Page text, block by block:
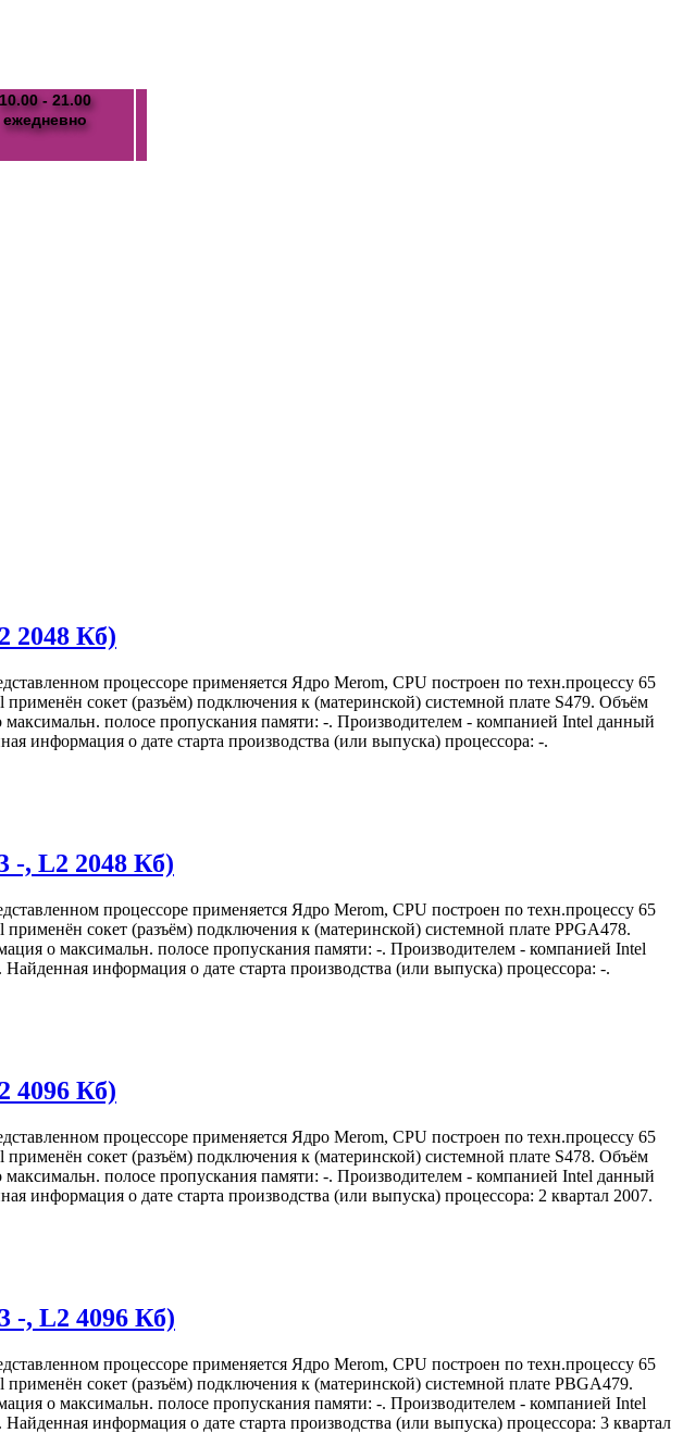
10.00 - 21.00
ежедневно
2048 Кб)
процессоре применяется Ядро Merom, CPU построен по техн.процессу 65
сокет (разъём) подключения к (материнской) системной плате S479. Объём
полосе пропускания памяти: -. Производителем - компанией Intel данный
информация о дате старта производства (или выпуска) процессора: -.
-, L2 2048 Кб)
процессоре применяется Ядро Merom, CPU построен по техн.процессу 65
сокет (разъём) подключения к (материнской) системной плате PPGA478.
о максимальн. полосе пропускания памяти: -. Производителем - компанией Intel
информация о дате старта производства (или выпуска) процессора: -.
4096 Кб)
процессоре применяется Ядро Merom, CPU построен по техн.процессу 65
сокет (разъём) подключения к (материнской) системной плате S478. Объём
полосе пропускания памяти: -. Производителем - компанией Intel данный
информация о дате старта производства (или выпуска) процессора: 2 квартал 2007.
-, L2 4096 Кб)
процессоре применяется Ядро Merom, CPU построен по техн.процессу 65
сокет (разъём) подключения к (материнской) системной плате PBGA479.
о максимальн. полосе пропускания памяти: -. Производителем - компанией Intel
информация о дате старта производства (или выпуска) процессора: 3 квартал